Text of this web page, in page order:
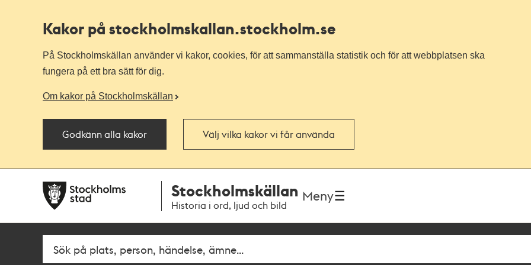
Kakor på stockholmskallan.stockholm.se
På Stockholmskällan använder vi kakor, cookies, för att sammanställa statistik och för att webbplatsen ska
fungera på ett bra sätt för dig.
Om kakor på Stockholmskällan
Godkänn alla kakor Välj vilka kakor vi får använda
navigationen
huvudinnehållet
Stockholmskällan
Historia i ord, ljud och bild
Meny
SökFritextsök